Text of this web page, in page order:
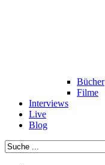
Bücher
Filme
Interviews
Live
Blog